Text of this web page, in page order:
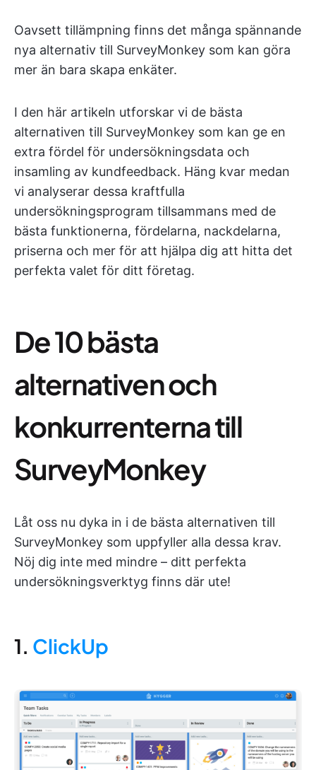
Oavsett tillämpning finns det många spännande
nya alternativ till SurveyMonkey som kan göra
mer än bara skapa enkäter.
I den här artikeln utforskar vi de bästa
alternativen till SurveyMonkey som kan ge en
extra fördel för undersökningsdata och
insamling av kundfeedback. Häng kvar medan
vi analyserar dessa kraftfulla
undersökningsprogram tillsammans med de
bästa funktionerna, fördelarna, nackdelarna,
priserna och mer för att hjälpa dig att hitta det
perfekta valet för ditt företag.
De 10 bästa
alternativen och
konkurrenterna till
SurveyMonkey
Låt oss nu dyka in i de bästa alternativen till
SurveyMonkey som uppfyller alla dessa krav.
Nöj dig inte med mindre – ditt perfekta
undersökningsverktyg finns där ute!
1. ClickUp